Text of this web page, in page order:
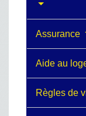
Assurance
Aide au
Règles de